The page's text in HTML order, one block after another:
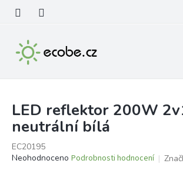
obsah
LED reflektor 200W
neutrální bílá
EC20195
Průměrné
Neohodnoceno Podrobnosti hodnocení